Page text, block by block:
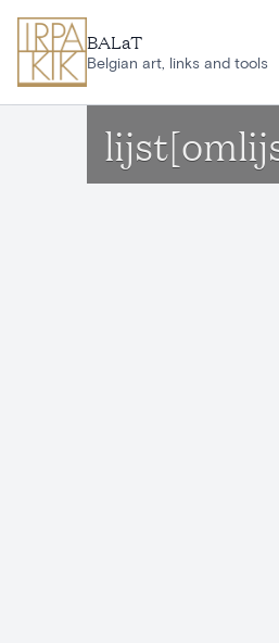
BALaT
Belgian art, links and tools